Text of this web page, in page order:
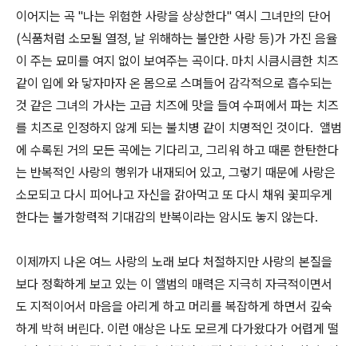
이어지는 곡 "나는 위험한 사랑을 상상한다" 역시 그녀만의 단어
(식품처럼 소모될 열정, 날 위해하는 불안한 사랑 등)가 가진 음율
이 주는 묘미를 여지 없이 보여주는 곡이다. 마치 시큼시큼한 치즈
같이 입에 와 닿자마자 온 몸으로 스며들어 감각적으로 흡수되는
것 같은 그녀의 가사는 고급 치즈에 맛을 들여 수퍼에서 파는 치즈
를 치즈로 인정하지 않게 되는 불치병 같이 치명적인 것이다. 앨범
에 수록된 거의 모든 곡에는 기다리고, 그리워 하고 때론 한탄한다
는 반복적인 사랑의 행위가 내재되어 있고, 그렇기 때문에 사랑은
소모되고 다시 피어나고 자신을 갉아먹고 또 다시 채워 꽃피우게
한다는 불가항력적 기대감의 반복이라는 암시도 놓지 않는다.
이제까지 나온 여느 사랑의 노래 보다 처절하지만 사랑의 본질을
보다 정확하게 보고 있는 이 앨범의 매력은 지극히 자극적이면서
도 지적이어서 마음을 아리게 하고 머리를 복잡하게 하면서 깊숙
하게 박혀 버린다. 이런 애상은 나도 모르게 다가왔다가 어렵게 떨